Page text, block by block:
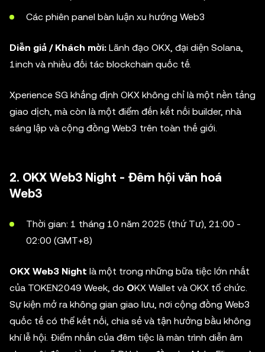
Các phiên panel bàn luận xu hướng Web3
Diễn giả / Khách mời: Lãnh đạo OKX, đại diện Solana,
1inch và nhiều đối tác blockchain quốc tế.
Xperience SG khẳng định OKX không chỉ là một nền tảng
giao dịch, mà còn là một điểm đến kết nối builder, nhà
sáng lập và cộng đồng Web3 trên toàn thế giới.
2. OKX Web3 Night - Đêm hội văn hoá
Web3
Thời gian: 1 tháng 10 năm 2025 (thứ Tư), 21:00 -
02:00 (GMT+8)
OKX Web3 Night là một trong những bữa tiệc lớn nhất
của TOKEN2049 Week, do OKX Wallet và OKX tổ chức.
Sự kiện mở ra không gian giao lưu, nơi cộng đồng Web3
quốc tế có thể kết nối, chia sẻ và tận hưởng bầu không
khí lễ hội. Điểm nhấn của đêm tiệc là màn trình diễn âm